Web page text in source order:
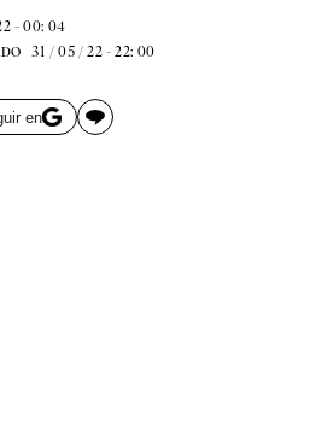
- 00: 04
31 / 05 / 22 - 22: 00
en